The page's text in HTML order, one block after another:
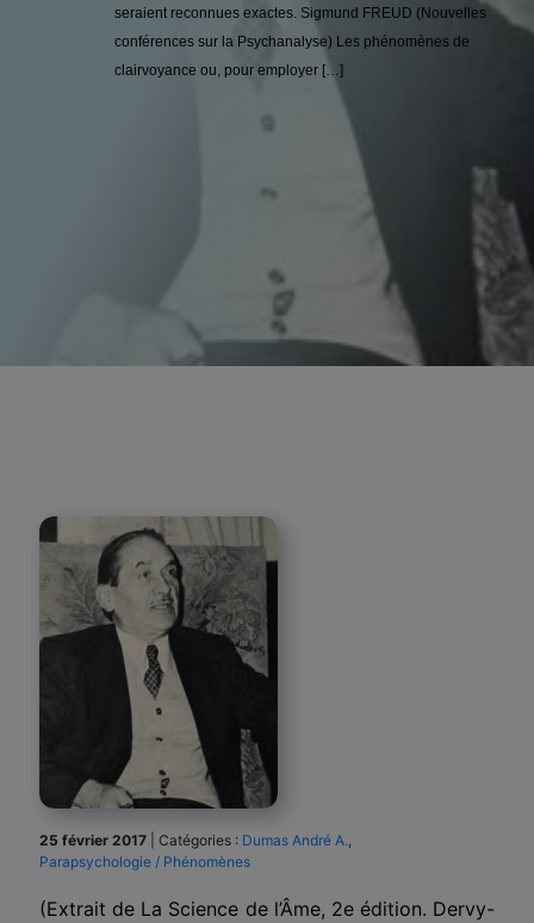
seraient reconnues exactes. Sigmund FREUD (Nouvelles
conférences sur la Psychanalyse) Les phénomènes de
clairvoyance ou, pour employer […]
25 février 2017 Catégories : Dumas André A.
Parapsychologie / Phénomènes
(Extrait de La Science de l’Âme, 2e édition. Dervy-